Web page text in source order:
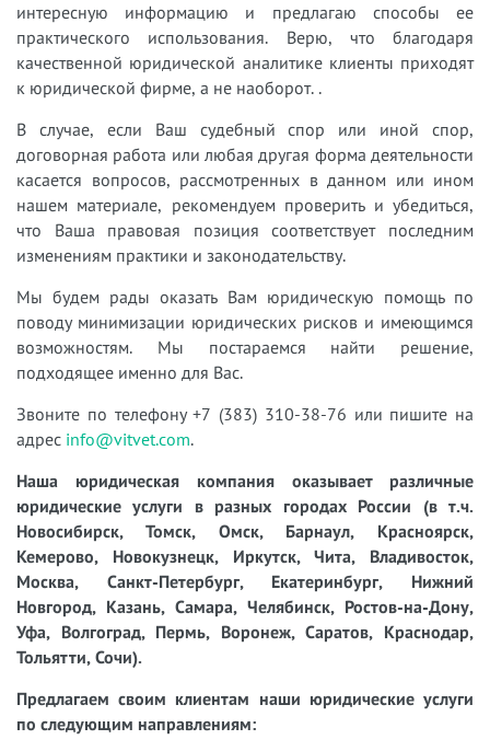
интересную информацию и предлагаю способы ее
практического использования. Верю, что благодаря
качественной юридической аналитике клиенты приходят
к юридической фирме, а не наоборот. .
В случае, если Ваш судебный спор или иной спор,
договорная работа или любая другая форма деятельности
касается вопросов, рассмотренных в данном или ином
нашем материале, рекомендуем проверить и убедиться,
что Ваша правовая позиция соответствует последним
изменениям практики и законодательству.
Мы будем рады оказать Вам юридическую помощь по
поводу минимизации юридических рисков и имеющимся
возможностям. Мы постараемся найти решение,
подходящее именно для Вас.
Звоните по телефону +7 (383) 310-38-76 или пишите на
адрес info@vitvet.com.
Наша юридическая компания оказывает различные
юридические услуги в разных городах России (в т.ч.
Новосибирск, Томск, Омск, Барнаул, Красноярск,
Кемерово, Новокузнецк, Иркутск, Чита, Владивосток,
Москва, Санкт-Петербург, Екатеринбург, Нижний
Новгород, Казань, Самара, Челябинск, Ростов-на-Дону,
Уфа, Волгоград, Пермь, Воронеж, Саратов, Краснодар,
Тольятти, Сочи).
Предлагаем своим клиентам наши юридические услуги
по следующим направлениям: